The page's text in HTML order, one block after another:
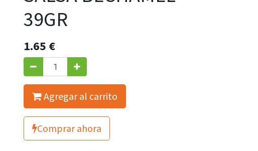
39GR
1.65 €
Agregar al carrito
Comprar ahora